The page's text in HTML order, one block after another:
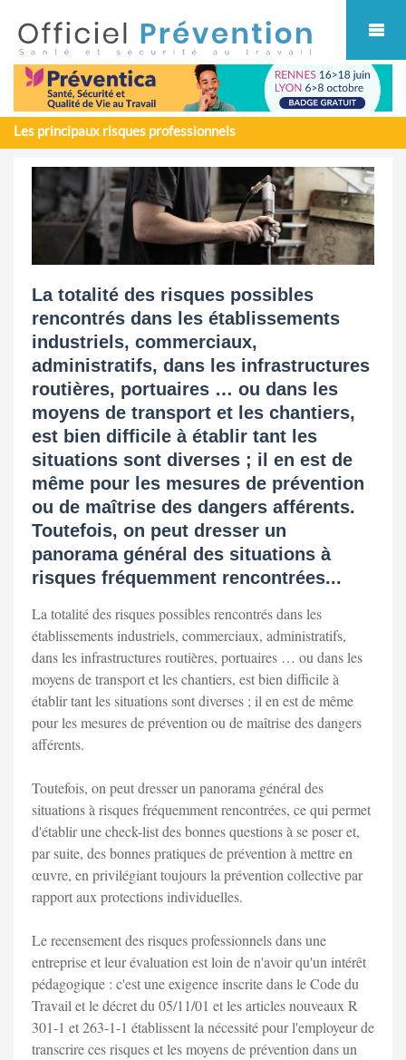
Les principaux risques professionnels
La totalité des risques possibles
rencontrés dans les établissements
industriels, commerciaux,
administratifs, dans les infrastructures
routières, portuaires … ou dans les
moyens de transport et les chantiers,
est bien difficile à établir tant les
situations sont diverses ; il en est de
même pour les mesures de prévention
ou de maîtrise des dangers afférents.
Toutefois, on peut dresser un
panorama général des situations à
risques fréquemment rencontrées...
La totalité des risques possibles rencontrés dans les
établissements industriels, commerciaux, administratifs,
dans les infrastructures routières, portuaires … ou dans les
moyens de transport et les chantiers, est bien difficile à
établir tant les situations sont diverses ; il en est de même
pour les mesures de prévention ou de maîtrise des dangers
afférents.
Toutefois, on peut dresser un panorama général des
situations à risques fréquemment rencontrées, ce qui permet
d'établir une check-list des bonnes questions à se poser et,
par suite, des bonnes pratiques de prévention à mettre en
œuvre, en privilégiant toujours la prévention collective par
rapport aux protections individuelles.
Le recensement des risques professionnels dans une
entreprise et leur évaluation est loin de n'avoir qu'un intérêt
pédagogique : c'est une exigence inscrite dans le Code du
Travail et le décret du 05/11/01 et les articles nouveaux R
301-1 et 263-1-1 établissent la nécessité pour l'employeur de
transcrire ces risques et les moyens de prévention dans un